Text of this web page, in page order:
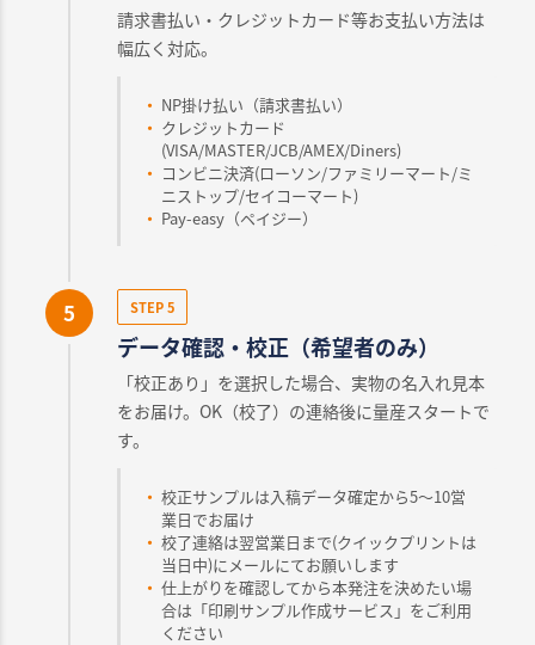
請求書払い・クレジットカード等お支払い方法は
幅広く対応。
NP掛け払い（請求書払い）
クレジットカード
(VISA/MASTER/JCB/AMEX/Diners)
コンビニ決済(ローソン/ファミリーマート/ミ
ニストップ/セイコーマート)
Pay-easy（ペイジー）
5 STEP 5
データ確認・校正（希望者のみ）
「校正あり」を選択した場合、実物の名入れ見本
をお届け。OK（校了）の連絡後に量産スタートで
す。
校正サンプルは入稿データ確定から5～10営
業日でお届け
校了連絡は翌営業日まで(クイックプリントは
当日中)にメールにてお願いします
仕上がりを確認してから本発注を決めたい場
合は「印刷サンプル作成サービス」をご利用
ください